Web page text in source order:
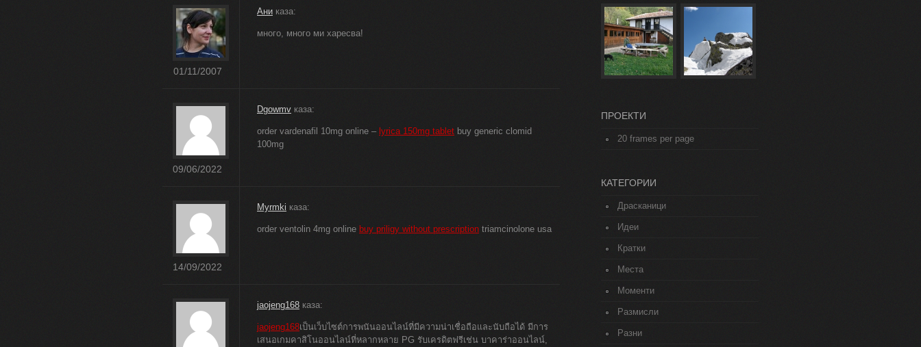
01/11/2007
Ани каза:
много, много ми харесва!
09/06/2022
Dgowmv каза:
order vardenafil 10mg online – lyrica 150mg tablet buy generic clomid
100mg
14/09/2022
Myrmki каза:
order ventolin 4mg online buy priligy without prescription triamcinolone usa
jaojeng168 каза:
jaojeng168เป็นเว็บไซต์การพนันออนไลน์ที่มีความน่าเชื่อถือและนับถือได้ มีการ
เสนอเกมคาสิโนออนไลน์ที่หลากหลาย PG รับเครดิตฟรีเช่น บาคาร่าออนไลน์,
ПРОЕКТИ
20 frames per page
КАТЕГОРИИ
Драсканици
Идеи
Кратки
Места
Моменти
Размисли
Разни